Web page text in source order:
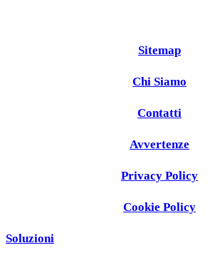
Sitemap
Chi Siamo
Contatti
Avvertenze
Privacy Policy
Cookie Policy
Soluzioni